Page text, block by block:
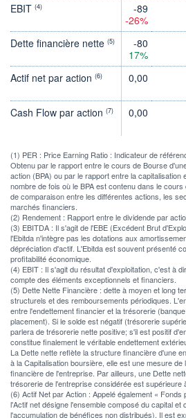
EBIT (4)
-89
-26%
Dette financière nette (5)
-80
17%
Actif net par action (6) 0,00
Cash Flow par action (7) 0,00
(1) PER : Price Earning Ratio : Indicateur de
Obtenu par le rapport entre le cours de Bourse
action (BPA) ou par le rapport entre la capitalisation
nombre de fois où le BPA est contenu dans le
de comparaison entre les différentes actions, les
marchés financiers.
(2) Rendement : Rapport entre le dividende par
(3) EBITDA : Il s'agit de l'EBE (Excédent Brut
l'Ebitda n'intègre pas les dotations aux
dépréciation d'actif. L'Ebitda est souvent présenté
profitabilité économique.
(4) EBIT : Il s'agit du résultat d'exploitation, c'est à
compte des éléments exceptionnels et financiers.
(5) Dette Nette Financière : dette à moyen et long
structurels et des remboursements périodiques.
entre l'endettement financier et la trésorerie
placement). Si le solde est négatif (trésorerie
parlera de trésorerie nette positive; s'il est positif
constitue finalement le véritable endettement
La Dette nette reflète la structure financière d'une
à la Capitalisation boursière, elle est une mesure de
financière de l'entreprise. Par ailleurs, une Dette
trésorerie de l'entreprise considérée est supérieure
(6) Actif Net par Action : Appelé également « Fonds
l'Actif net désigne l'ensemble composé du capital
l'accumulation de bénéfices non distribués). Il est